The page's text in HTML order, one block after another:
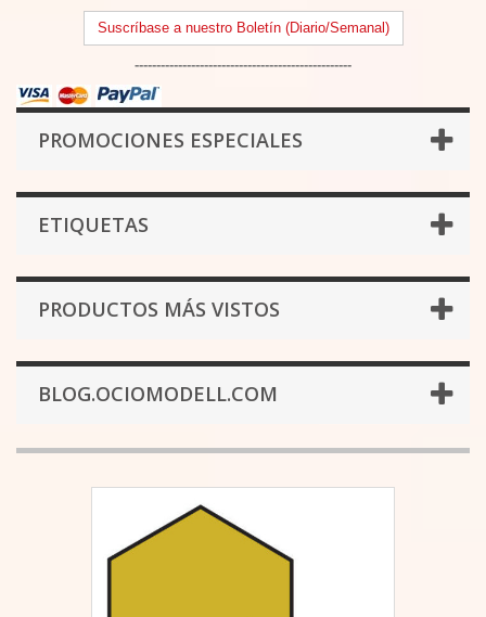
Suscríbase a nuestro Boletín (Diario/Semanal)
--------------------------------------------------
PROMOCIONES ESPECIALES
ETIQUETAS
PRODUCTOS MÁS VISTOS
BLOG.OCIOMODELL.COM